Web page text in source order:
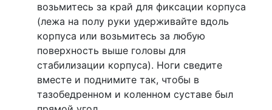
возьмитесь за край для фиксации корпуса
(лежа на полу руки удерживайте вдоль
корпуса или возьмитесь за любую
поверхность выше головы для
стабилизации корпуса). Ноги сведите
вместе и поднимите так, чтобы в
тазобедренном и коленном суставе был